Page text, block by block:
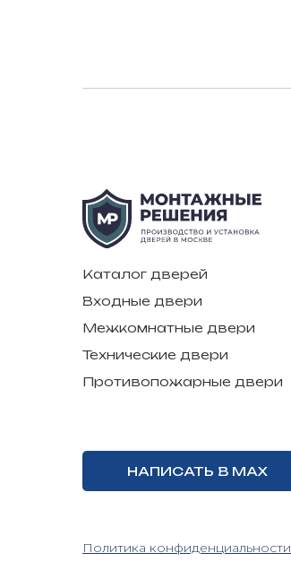
Каталог дверей
Входные двери
Межкомнатные двери
Технические двери
Противопожарные двери
НАПИСАТЬ В MAX
Политика конфиденциальности